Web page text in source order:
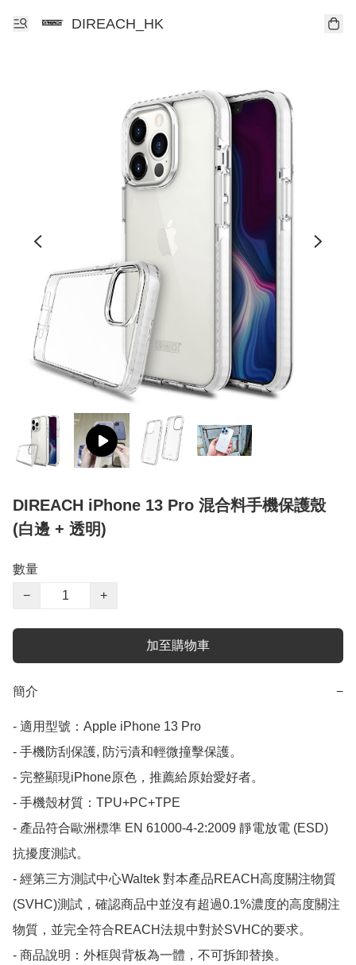
DIREACH_HK
DIREACH iPhone 13 Pro 混合料手機保護殼
(白邊 + 透明)
數量
−
+
加至購物車
簡介 −
- 適用型號：Apple iPhone 13 Pro
- 手機防刮保護, 防污漬和輕微撞擊保護。
- 完整顯現iPhone原色，推薦給原始愛好者。
- 手機殼材質：TPU+PC+TPE
- 產品符合歐洲標準 EN 61000-4-2:2009 靜電放電 (ESD)
抗擾度測試。
- 經第三方測試中心Waltek 對本產品REACH高度關注物質
(SVHC)測試，確認商品中並沒有超過0.1%濃度的高度關注
物質，並完全符合REACH法規中對於SVHC的要求。
- 商品說明：外框與背板為一體，不可拆卸替換。